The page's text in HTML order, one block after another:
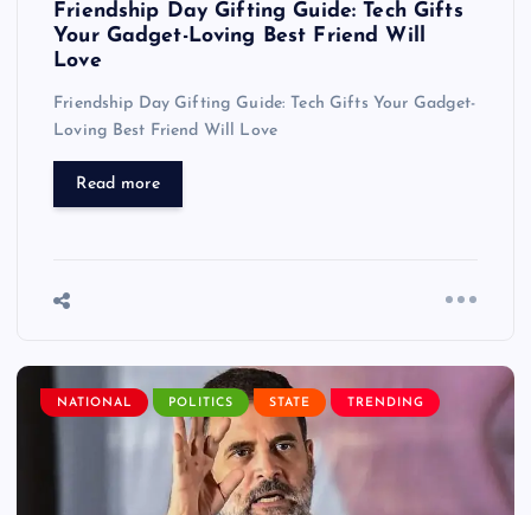
Friendship Day Gifting Guide: Tech Gifts
Your Gadget-Loving Best Friend Will
Love
Friendship Day Gifting Guide: Tech Gifts Your Gadget-
Loving Best Friend Will Love
Read more
NATIONAL POLITICS STATE TRENDING